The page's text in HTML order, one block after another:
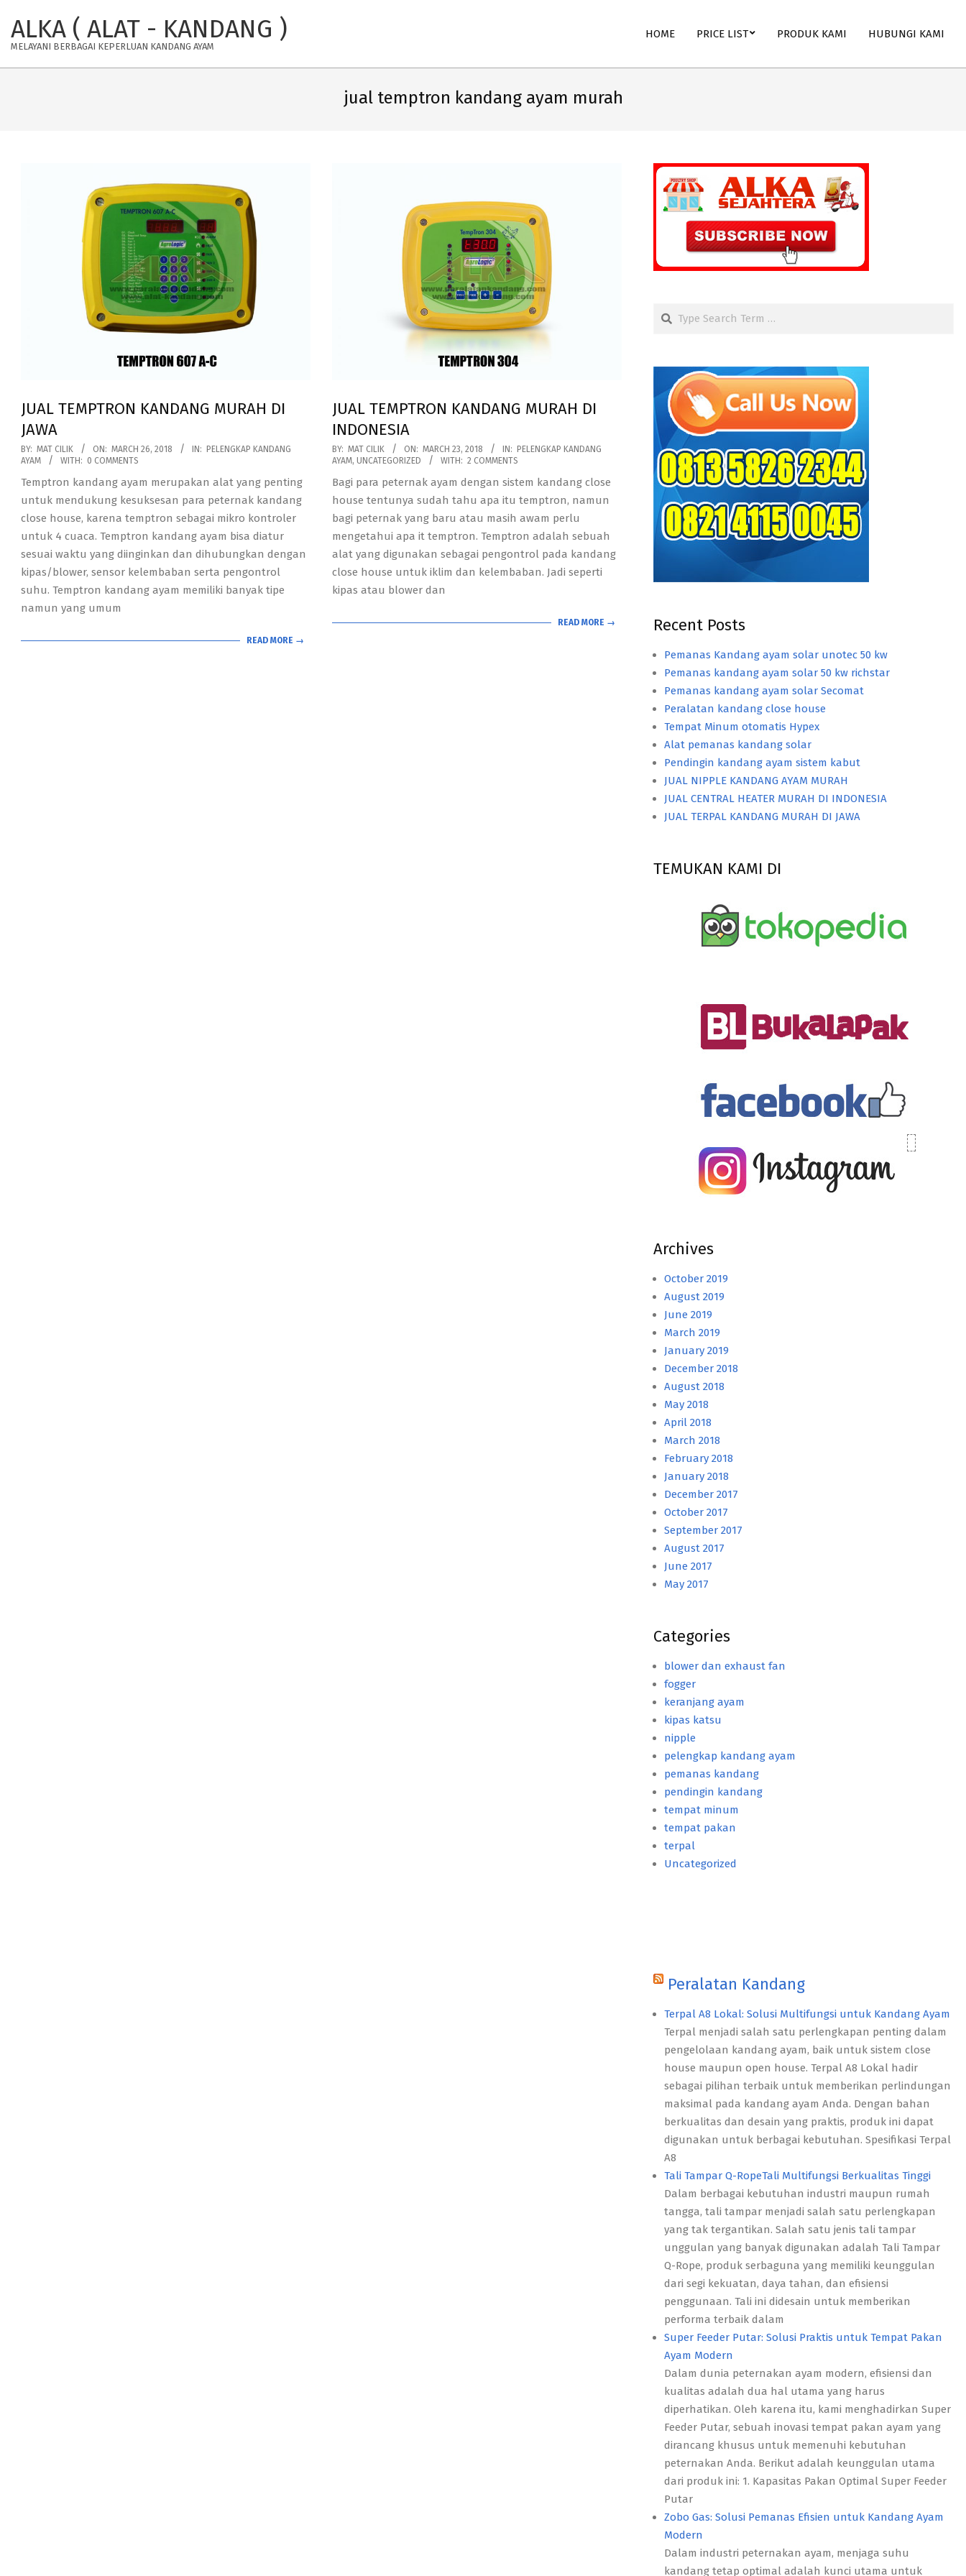
content
ALKA ( ALAT - KANDANG )
MELAYANI BERBAGAI KEPERLUAN KANDANG AYAM
HOME PRICE LIST PRODUK KAMI HUBUNGI KAMI
jual temptron kandang ayam murah
JUAL TEMPTRON KANDANG MURAH DI
JAWA
2018-
03-
26
BY: MAT CILIK ON: MARCH 26, 2018 IN:
PELENGKAP KANDANG
AYAM
WITH: 0 COMMENTS
Temptron kandang ayam merupakan alat yang penting
untuk mendukung kesuksesan para peternak kandang
close house, karena temptron sebagai mikro kontroler
untuk 4 cuaca. Temptron kandang ayam bisa diatur
sesuai waktu yang diinginkan dan dihubungkan dengan
kipas/blower, sensor kelembaban serta pengontrol
suhu. Temptron kandang ayam memiliki banyak tipe
namun yang umum
READ MORE →
JUAL TEMPTRON KANDANG MURAH DI
INDONESIA
2018-
03-
23
BY: MAT CILIK ON: MARCH 23, 2018 IN:
PELENGKAP KANDANG
AYAM, UNCATEGORIZED WITH: 2 COMMENTS
Bagi para peternak ayam dengan sistem kandang close
house tentunya sudah tahu apa itu temptron, namun
bagi peternak yang baru atau masih awam perlu
mengetahui apa it temptron. Temptron adalah sebuah
alat yang digunakan sebagai pengontrol pada kandang
close house untuk iklim dan kelembaban. Jadi seperti
kipas atau blower dan
READ MORE →
Search
Recent Posts
Pemanas Kandang ayam solar unotec 50 kw
Pemanas kandang ayam solar 50 kw richstar
Pemanas kandang ayam solar Secomat
Peralatan kandang close house
Tempat Minum otomatis Hypex
Alat pemanas kandang solar
Pendingin kandang ayam sistem kabut
JUAL NIPPLE KANDANG AYAM MURAH
JUAL CENTRAL HEATER MURAH DI INDONESIA
JUAL TERPAL KANDANG MURAH DI JAWA
TEMUKAN KAMI DI
Archives
October 2019
August 2019
June 2019
March 2019
January 2019
December 2018
August 2018
May 2018
April 2018
March 2018
February 2018
January 2018
December 2017
October 2017
September 2017
August 2017
June 2017
May 2017
Categories
blower dan exhaust fan
fogger
keranjang ayam
kipas katsu
nipple
pelengkap kandang ayam
pemanas kandang
pendingin kandang
tempat minum
tempat pakan
terpal
Uncategorized
Peralatan Kandang
Terpal A8 Lokal: Solusi Multifungsi untuk Kandang Ayam
Terpal menjadi salah satu perlengkapan penting dalam
pengelolaan kandang ayam, baik untuk sistem close
house maupun open house. Terpal A8 Lokal hadir
sebagai pilihan terbaik untuk memberikan perlindungan
maksimal pada kandang ayam Anda. Dengan bahan
berkualitas dan desain yang praktis, produk ini dapat
digunakan untuk berbagai kebutuhan. Spesifikasi Terpal
A8
Tali Tampar Q-RopeTali Multifungsi Berkualitas Tinggi
Dalam berbagai kebutuhan industri maupun rumah
tangga, tali tampar menjadi salah satu perlengkapan
yang tak tergantikan. Salah satu jenis tali tampar
unggulan yang banyak digunakan adalah Tali Tampar
Q-Rope, produk serbaguna yang memiliki keunggulan
dari segi kekuatan, daya tahan, dan efisiensi
penggunaan. Tali ini didesain untuk memberikan
performa terbaik dalam
Super Feeder Putar: Solusi Praktis untuk Tempat Pakan
Ayam Modern
Dalam dunia peternakan ayam modern, efisiensi dan
kualitas adalah dua hal utama yang harus
diperhatikan. Oleh karena itu, kami menghadirkan Super
Feeder Putar, sebuah inovasi tempat pakan ayam yang
dirancang khusus untuk memenuhi kebutuhan
peternakan Anda. Berikut adalah keunggulan utama
dari produk ini: 1. Kapasitas Pakan Optimal Super Feeder
Putar
Zobo Gas: Solusi Pemanas Efisien untuk Kandang Ayam
Modern
Dalam industri peternakan ayam, menjaga suhu
kandang tetap optimal adalah kunci utama untuk